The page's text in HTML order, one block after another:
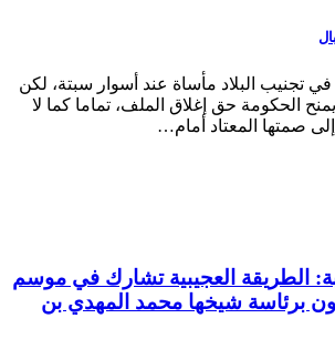
في تجنيب البلاد مأساة عند أسوار سبتة، لكن
يمنح الحكومة حق إغلاق الملف، تماما كما لا
صمتها المعتاد أمام…
الطريقة العجيبية تشارك في موسم
برئاسة شيخها محمد المهدي بن